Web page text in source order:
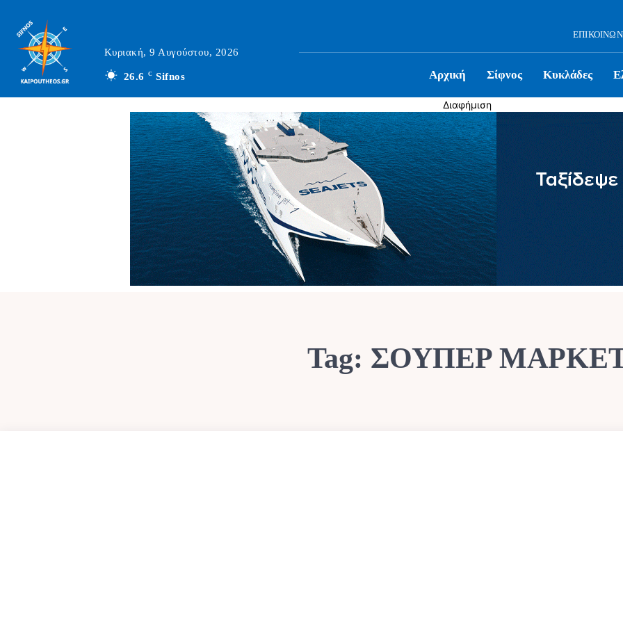
Κυριακή, 9 Αυγούστου, 2026
26.6 C Sifnos Αρχική Σίφνος Κυκλάδες
Διαφήμιση
Tag: ΣΟΥΠΕΡ